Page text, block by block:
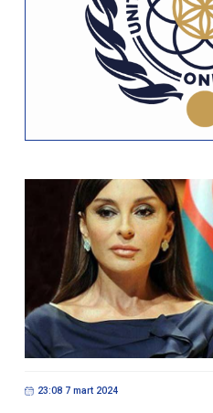
23:08 7 mart 2024